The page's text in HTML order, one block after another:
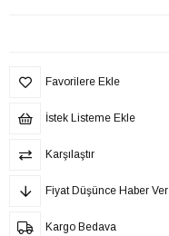
Favorilere Ekle
İstek Listeme Ekle
Karşılaştır
Fiyat Düşünce Haber Ver
Kargo Bedava